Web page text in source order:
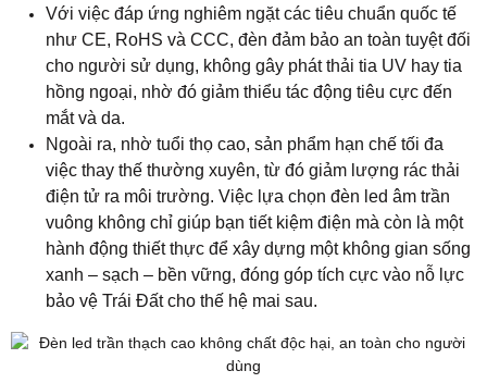
Với việc đáp ứng nghiêm ngặt các tiêu chuẩn quốc tế
như CE, RoHS và CCC, đèn đảm bảo an toàn tuyệt đối
cho người sử dụng, không gây phát thải tia UV hay tia
hồng ngoại, nhờ đó giảm thiểu tác động tiêu cực đến
mắt và da.
Ngoài ra, nhờ tuổi thọ cao, sản phẩm hạn chế tối đa
việc thay thế thường xuyên, từ đó giảm lượng rác thải
điện tử ra môi trường. Việc lựa chọn đèn led âm trần
vuông không chỉ giúp bạn tiết kiệm điện mà còn là một
hành động thiết thực để xây dựng một không gian sống
xanh – sạch – bền vững, đóng góp tích cực vào nỗ lực
bảo vệ Trái Đất cho thế hệ mai sau.